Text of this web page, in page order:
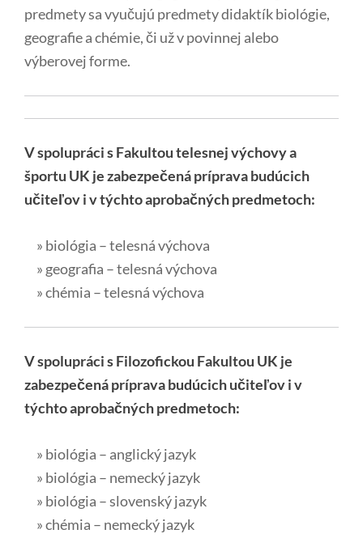
predmety sa vyučujú predmety didaktík biológie,
geografie a chémie, či už v povinnej alebo
výberovej forme.
V spolupráci s Fakultou telesnej výchovy a
športu UK je zabezpečená príprava budúcich
učiteľov i v týchto aprobačných predmetoch:
» biológia – telesná výchova
» geografia – telesná výchova
» chémia – telesná výchova
V spolupráci s Filozofickou Fakultou UK je
zabezpečená príprava budúcich učiteľov i v
týchto aprobačných predmetoch:
» biológia – anglický jazyk
» biológia – nemecký jazyk
» biológia – slovenský jazyk
» chémia – nemecký jazyk